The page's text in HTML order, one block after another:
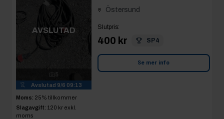
AVSLUTAD
5
Avslutad 9/6 09:13
Moms: 25% tillkommer
Slagavgift: 120 kr exkl.
moms
Östersund
Slutpris:
400 kr SP4
Se mer info